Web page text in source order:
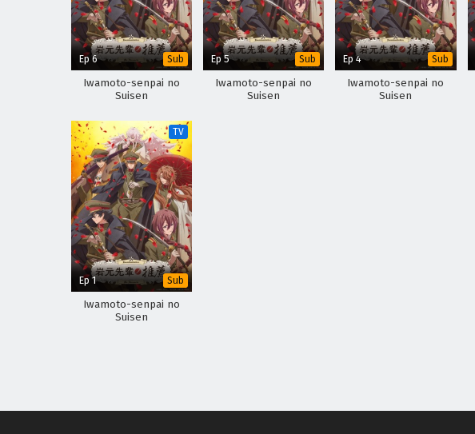
Ep 6 Sub
Iwamoto-senpai no
Suisen
Ep 5 Sub
Iwamoto-senpai no
Suisen
Ep 4 Sub
Iwamoto-senpai no
Suisen
TV
Ep 1 Sub
Iwamoto-senpai no
Suisen